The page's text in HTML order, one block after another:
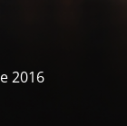
2016